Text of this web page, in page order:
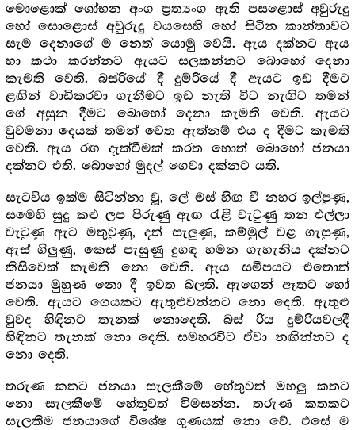
මොළොක් ශෝභන අංග ප්‍ර‍ත්‍යංග ඇති පසළොස් අවුරුදු
හෝ සොළොස් අවුරුදු වයසෙහි හෝ සිටින කාන්තාවට
සැම දෙනාගේ ම නෙත් යොමු වෙයි. ඇය දක්නට ඇය
හා කථා කරන්නට ඇයට සලකන්නට බොහෝ දෙනා
කැමති වෙති. බස්රියේ දී දුම්රියේ දී ඇයට ඉඩ දීමට
ළඟින් වාඩිකරවා ගැනීමට ඉඩ නැති විට නැඟිට තමන්
ගේ අසුන දීමට බොහෝ දෙනා කැමති වෙති. ඇයට
වුවමනා දෙයක් තමන් වෙත ඇත්නම් එය ද දීමට කැමති
වෙති. ඇය රඟ දැක්වීමක් කරත හොත් බොහෝ ජනයා
දක්නට එති. බොහෝ මුදල් ගෙවා දක්නට යති.
සැටවිය ඉක්ම සිටින්නා වූ, ලේ මස් හිඟ වී නහර ඉල්පුණු,
සමෙහි සුදු කළු ලප පිරුණු ඇඟ රැළි වැටුණු තන එල්ලා
වැටුණු ඇට මතුවුණු, දත් සැලුණු, කම්මුල් වළ ගැසුණු,
ඇස් ගිලුණු, කෙස් පැසුණු දුගඳ හමන ගැහැනිය දක්නට
කිසිවෙක් කැමති නො වෙති. ඇය සමීපයට එතොත්
ජනයා මුහුණ නො දී ඉවත බලති. ඇගෙන් ඈතට හෝ
වෙති. ඇයට ගෙයකට ඇතුළුවන්නට නො දෙති. ඇතුළු
වුවද හිඳිනට තැනක් නොදෙති. බස් රිය දුම්රියවලදී
හිඳිනට තැනක් නො දෙති. සමහරවිට ඒවා නඟින්නට ද
නො දෙති.
තරුණ කතට ජනයා සැලකීමේ හේතුවත් මහලු කතට
නො සැලකීමේ හේතුවත් විමසන්න. තරුණ කතකට
සැලකීම ජනයාගේ විශේෂ ගුණයක් නො වේ. එසේ ම